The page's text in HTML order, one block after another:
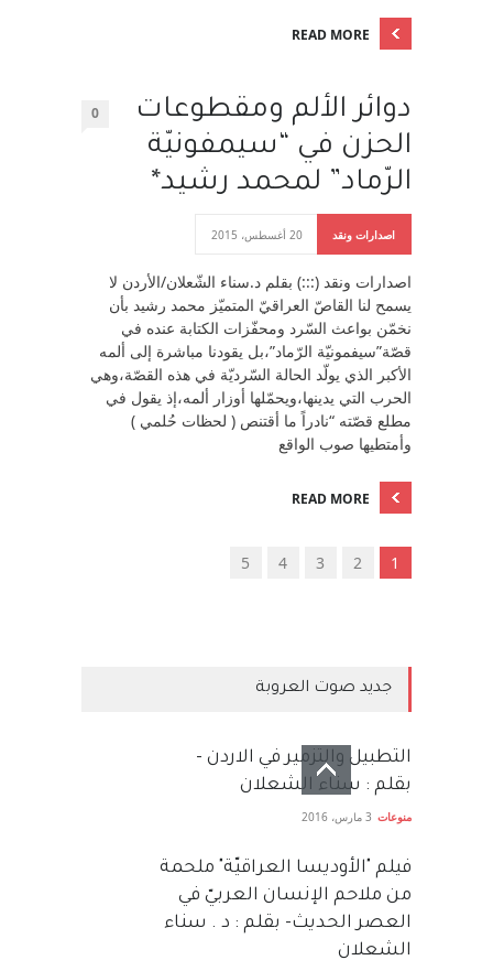
READ MORE
دوائر الألم ومقطوعات
الحزن في “سيمفونيّة
الرّماد” لمحمد رشيد*
0
اصدارات ونقد 20 أغسطس، 2015
اصدارات ونقد (:::) بقلم د.سناء الشّعلان/الأردن لا
يسمح لنا القاصّ العراقيّ المتميّز محمد رشيد بأن
نخمّن بواعث السّرد ومحفّزات الكتابة عنده في
قصّة”سيفمونيّة الرّماد”،بل يقودنا مباشرة إلى ألمه
الأكبر الذي يولّد الحالة السّرديّة في هذه القصّة،وهي
الحرب التي يدينها،ويحمّلها أوزار ألمه،إذ يقول في
مطلع قصّته “نادراً ما أقتنص ( لحظات حُلمي )
وأمتطيها صوب الواقع
READ MORE
1
2
3
4
5
جديد صوت العروبة
التطبيل والتزمير في الاردن -
بقلم : سناء الشعلان
منوعات 3 مارس، 2016
فيلم "الأوديسا العراقيّة" ملحمة
من ملاحم الإنسان العربيّ في
العصر الحديث- بقلم : د . سناء
الشعلان